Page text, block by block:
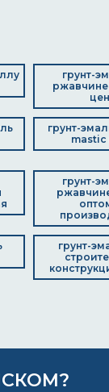
грунт-
грунт-
mastic
грунт-
грунт-